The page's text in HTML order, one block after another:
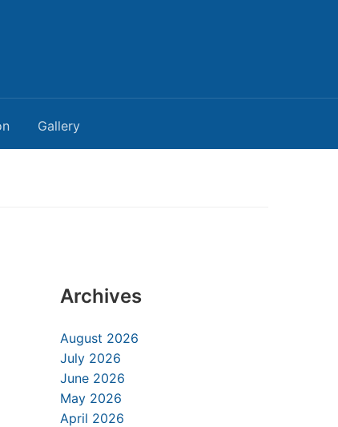
Gallery
Archives
August 2026
July 2026
June 2026
May 2026
April 2026